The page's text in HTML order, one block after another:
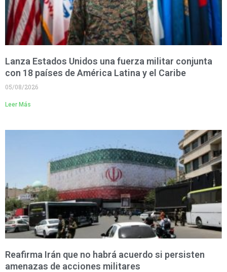
Lanza Estados Unidos una fuerza militar conjunta
con 18 países de América Latina y el Caribe
05/08/2026
Leer Más
Reafirma Irán que no habrá acuerdo si persisten
amenazas de acciones militares